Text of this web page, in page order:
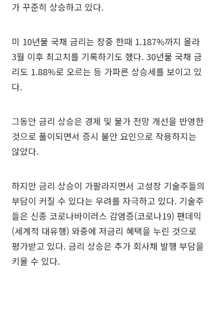
가 꾸준히 상승하고 있다.
미 10년물 국채 금리는 장중 한때 1.187%까지 올라
3월 이후 최고치를 기록하기도 했다. 30년물 국채 금
리도 1.88%로 오르는 등 가파른 상승세를 보이고 있
다.
그동안 금리 상승은 경제 및 물가 전망 개선을 반영한
것으로 풀이되면서 증시 불안 요인으로 작용하지는
않았다.
하지만 금리 상승이 가팔라지면서 고성장 기술주들의
부담이 커질 수 있다는 우려를 자극하고 있다. 기술주
들은 신종 코로나바이러스 감염증(코로나19) 팬데믹
(세계적 대유행) 와중에 저금리 혜택을 누린 것으로
평가받고 있다. 금리 상승은 추가 회사채 발행 부담을
키울 수 있다.